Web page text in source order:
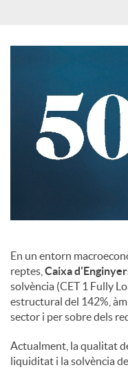
e
i
n
En un entorn
reptes, Caixa
solvència (CET 1 Fully
estructural del 142%,
sector i per sobre dels
Actualment, la qualitat
liquiditat i la solvència